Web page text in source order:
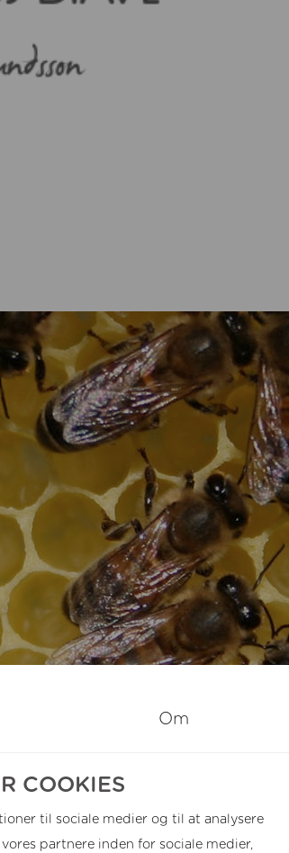
Om
COOKIES
til sociale medier og til at analysere
partnere inden for sociale medier,